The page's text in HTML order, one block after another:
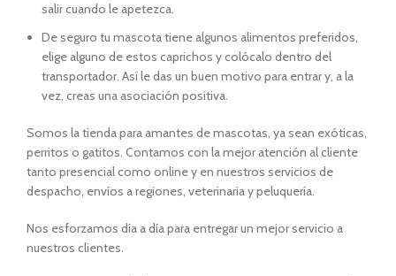
salir cuando le apetezca.
De seguro tu mascota tiene algunos alimentos preferidos,
elige alguno de estos caprichos y colócalo dentro del
transportador. Así le das un buen motivo para entrar y, a la
vez, creas una asociación positiva.
Somos la tienda para amantes de mascotas, ya sean exóticas,
perritos o gatitos. Contamos con la mejor atención al cliente
tanto presencial como online y en nuestros servicios de
despacho, envíos a regiones, veterinaria y peluquería.
Nos esforzamos día a día para entregar un mejor servicio a
nuestros clientes.